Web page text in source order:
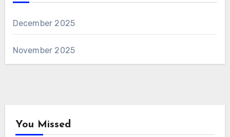
December 2025
November 2025
You Missed